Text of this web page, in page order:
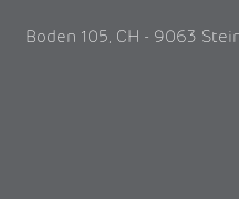
Boden 105, CH - 9063